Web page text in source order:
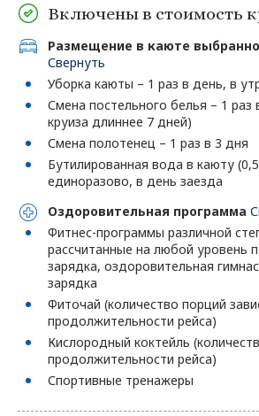
Включены в стоимость
Размещение в каюте
Свернуть
Уборка каюты – 1 раз в день, в
Смена постельного белья – 1 раз
круиза длиннее 7 дней)
Смена полотенец – 1 раз в 3 дня
Бутилированная вода в каюту
единоразово, в день заезда
Оздоровительная программа
Фитнес-программы различной
рассчитанные на любой уровень
зарядка, оздоровительная
зарядка
Фиточай (количество порций
продолжительности рейса)
Кислородный коктейль
продолжительности рейса)
Спортивные тренажеры